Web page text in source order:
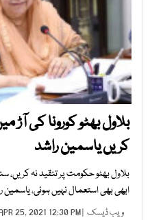
بلاول بھٹو کورونا کی آڑ
کریں یاسمین راشد
بلاول بھٹو حکومت پر تنقید نہ
ابھی بھی استعمال نہیں ہوئی، یاسمین
ویب ڈیسک | APR 25, 2021 12:30 PM |